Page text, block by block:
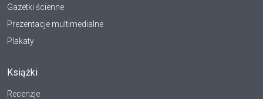
Gazetki ścienne
Prezentacje multimedialne
Plakaty
Książki
Recenzje